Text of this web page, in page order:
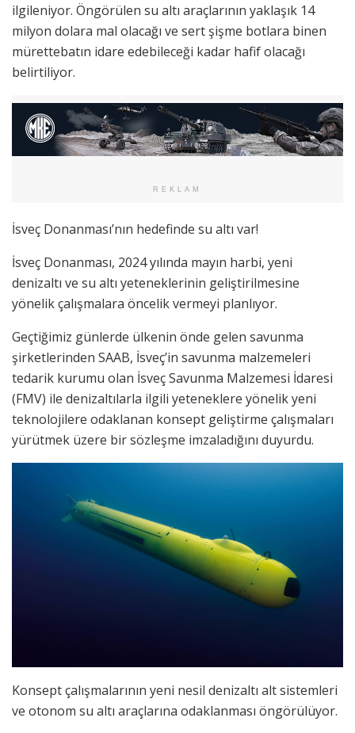
ilgileniyor. Öngörülen su altı araçlarının yaklaşık 14
milyon dolara mal olacağı ve sert şişme botlara binen
mürettebatın idare edebileceği kadar hafif olacağı
belirtiliyor.
REKLAM
İsveç Donanması’nın hedefinde su altı var!
İsveç Donanması, 2024 yılında mayın harbi, yeni
denizaltı ve su altı yeteneklerinin geliştirilmesine
yönelik çalışmalara öncelik vermeyi planlıyor.
Geçtiğimiz günlerde ülkenin önde gelen savunma
şirketlerinden SAAB, İsveç’in savunma malzemeleri
tedarik kurumu olan İsveç Savunma Malzemesi İdaresi
(FMV) ile denizaltılarla ilgili yeteneklere yönelik yeni
teknolojilere odaklanan konsept geliştirme çalışmaları
yürütmek üzere bir sözleşme imzaladığını duyurdu.
Konsept çalışmalarının yeni nesil denizaltı alt sistemleri
ve otonom su altı araçlarına odaklanması öngörülüyor.